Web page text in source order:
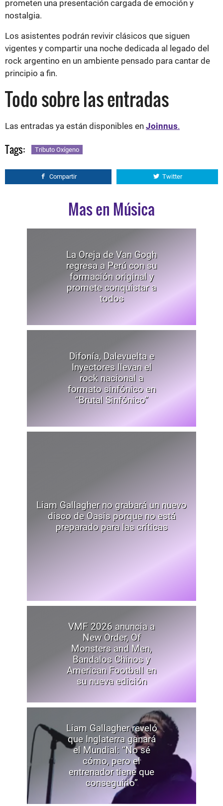
prometen una presentación cargada de emoción y
nostalgia.
Los asistentes podrán revivir clásicos que siguen
vigentes y compartir una noche dedicada al legado del
rock argentino en un ambiente pensado para cantar de
principio a fin.
Todo sobre las entradas
Las entradas ya están disponibles en Joinnus.
Tags: Tributo Oxígeno
Compartir Twitter
Mas en Música
La Oreja de Van Gogh
regresa a Perú con su
formación original y
promete conquistar a
todos
Difonía, Dalevuelta e
Inyectores llevan el
rock nacional a
formato sinfónico en
“Brutal Sinfónico”
Liam Gallagher no grabará un nuevo
disco de Oasis porque no está
preparado para las críticas
VMF 2026 anuncia a
New Order, Of
Monsters and Men,
Bandalos Chinos y
American Football en
su nueva edición
Liam Gallagher reveló
que Inglaterra ganará
el Mundial: “No sé
cómo, pero el
entrenador tiene que
conseguirlo”